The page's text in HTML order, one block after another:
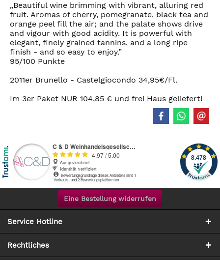
„Beautiful wine brimming with vibrant, alluring red
fruit. Aromas of cherry, pomegranate, black tea and
orange peel fill the air; and the palate shows drive
and vigour with good acidity. It is powerful with
elegant, finely grained tannins, and a long ripe
finish - and so easy to enjoy.”
95/100 Punkte
2011er Brunello - Castelgiocondo 34,95€/Fl.
Im 3er Paket NUR 104,85 € und frei Haus geliefert!
Eine Bestellung widerrufen
Service Hotline
Rechtliches